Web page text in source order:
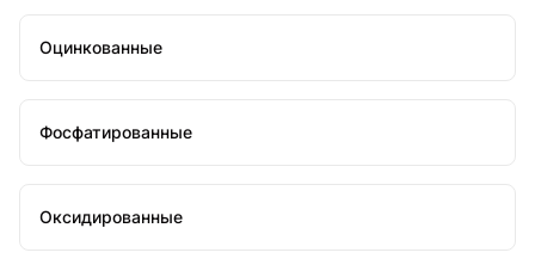
Оцинкованные
Фосфатированные
Оксидированные